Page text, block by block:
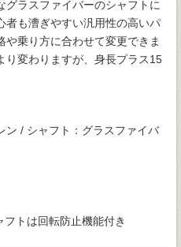
グラスファイバーのシャフトに
者も漕ぎやすい汎用性の高いパ
や乗り方に合わせて変更できま
り変わりますが、身長プラス15
ン / シャフト：グラスファイバ
フトは回転防止機能付き